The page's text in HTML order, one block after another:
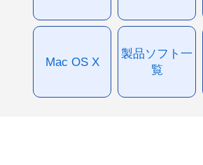
Mac OS X
製品ソフト一
覧